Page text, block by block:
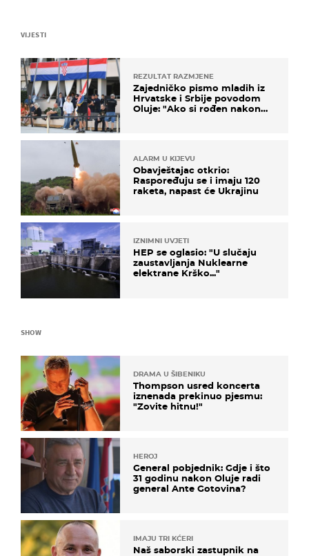
VIJESTI
REZULTAT RAZMJENE
Zajedničko pismo mladih iz
Hrvatske i Srbije povodom
Oluje: "Ako si rođen nakon
ALARM U KIJEVU
Obavještajac otkrio:
Raspoređuju se i imaju 120
raketa, napast će Ukrajinu
IZNIMNI UVJETI
HEP se oglasio: "U slučaju
zaustavljanja Nuklearne
elektrane Krško..."
SHOW
DRAMA U ŠIBENIKU
Thompson usred koncerta
iznenada prekinuo pjesmu:
"Zovite hitnu!"
HEROJ
General pobjednik: Gdje i što
31 godinu nakon Oluje radi
general Ante Gotovina?
IMAJU TRI KĆERI
Naš saborski zastupnik na